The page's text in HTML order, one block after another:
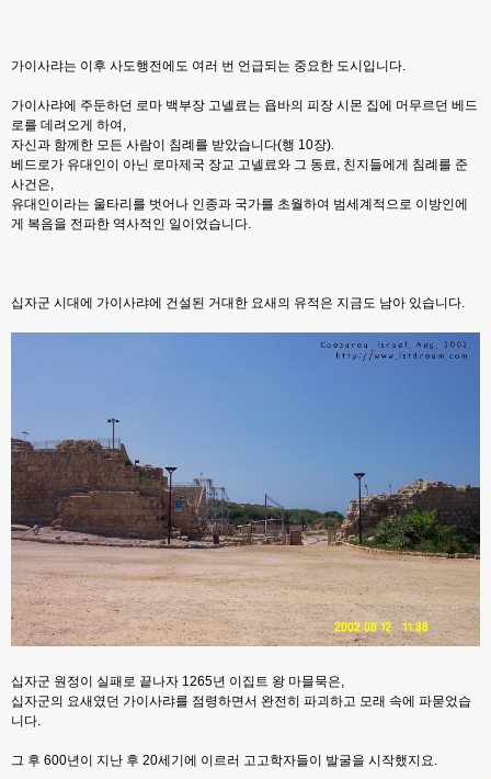
가이사랴는 이후 사도행전에도 여러 번 언급되는 중요한 도시입니다.
가이사랴에 주둔하던 로마 백부장 고넬료는 욥바의 피장 시몬 집에 머무르던 베드
로를 데려오게 하여,
자신과 함께한 모든 사람이 침례를 받았습니다(행 10장).
베드로가 유대인이 아닌 로마제국 장교 고넬료와 그 동료, 친지들에게 침례를 준
사건은,
유대인이라는 울타리를 벗어나 인종과 국가를 초월하여 범세계적으로 이방인에
게 복음을 전파한 역사적인 일이었습니다.
십자군 시대에 가이사랴에 건설된 거대한 요새의 유적은 지금도 남아 있습니다.
십자군 원정이 실패로 끝나자 1265년 이집트 왕 마믈묵은,
십자군의 요새였던 가이사랴를 점령하면서 완전히 파괴하고 모래 속에 파묻었습
니다.
그 후 600년이 지난 후 20세기에 이르러 고고학자들이 발굴을 시작했지요.